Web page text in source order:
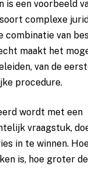
is een voorbeeld
complexe
combinatie van
maakt het
van de
procedure.
wordt met een
vraagstuk,
in te winnen.
is, hoe groter